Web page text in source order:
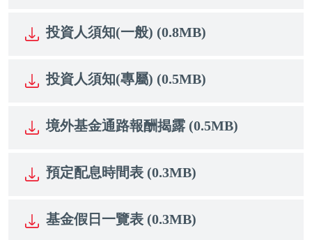
投資人須知(一般) (0.8MB)
投資人須知(專屬) (0.5MB)
境外基金通路報酬揭露 (0.5MB)
預定配息時間表 (0.3MB)
基金假日一覽表 (0.3MB)